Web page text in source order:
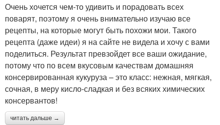
Очень хочется чем-то удивить и порадовать всех
поварят, поэтому я очень внимательно изучаю все
рецепты, на которые могут быть похожи мои. Такого
рецепта (даже идеи) я на сайте не видела и хочу с вами
поделиться. Результат превзойдет все ваши ожидание,
потому что по всем вкусовым качествам домашняя
консервированная кукуруза – это класс: нежная, мягкая,
сочная, в меру кисло-сладкая и без всяких химических
консервантов!
читать дальше →